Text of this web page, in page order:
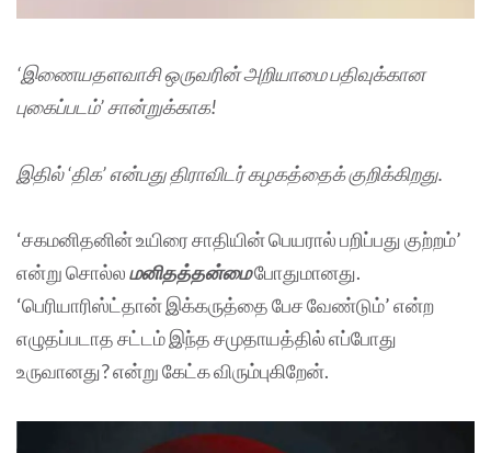
‘இணையதளவாசி ஒருவரின்அறியாமைபதிவுக்கான
புகைப்படம்’சான்றுக்காக!
இதில் ‘திக’ என்பது திராவிடர் கழகத்தைக் குறிக்கிறது.
‘சகமனிதனின் உயிரை சாதியின் பெயரால் பறிப்பது குற்றம்’
என்று சொல்லமனிதத்தன்மைபோதுமானது.
‘பெரியாரிஸ்ட்தான் இக்கருத்தை பேச வேண்டும்’ என்ற
எழுதப்படாத சட்டம் இந்த சமுதாயத்தில் எப்போது
உருவானது? என்று கேட்க விரும்புகிறேன்.